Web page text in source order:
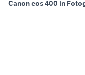
Canon eos 400 in